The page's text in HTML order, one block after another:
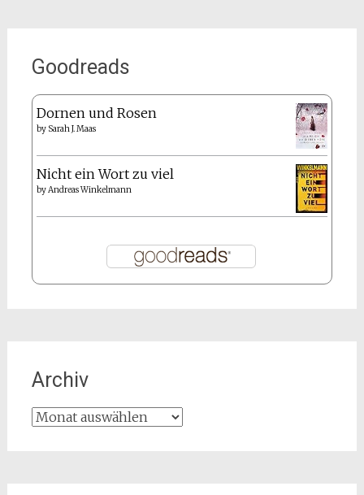
Goodreads
Dornen und Rosen
by Sarah J. Maas
Nicht ein Wort zu viel
byAndreas Winkelmann
Archiv
Archiv